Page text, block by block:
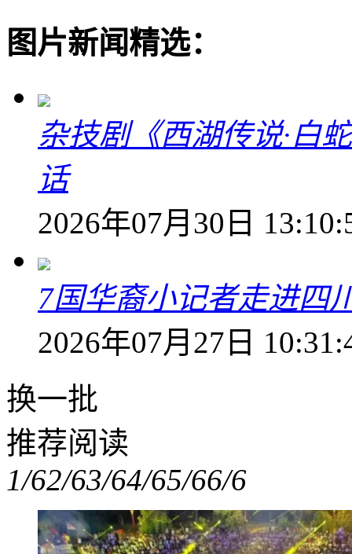
图片新闻精选：
杂技剧《西湖传说·白
话
2026年07月30日
7国华裔小记者走进四
2026年07月27日
换一批
推荐阅读
1/62/63/64/65/66/6